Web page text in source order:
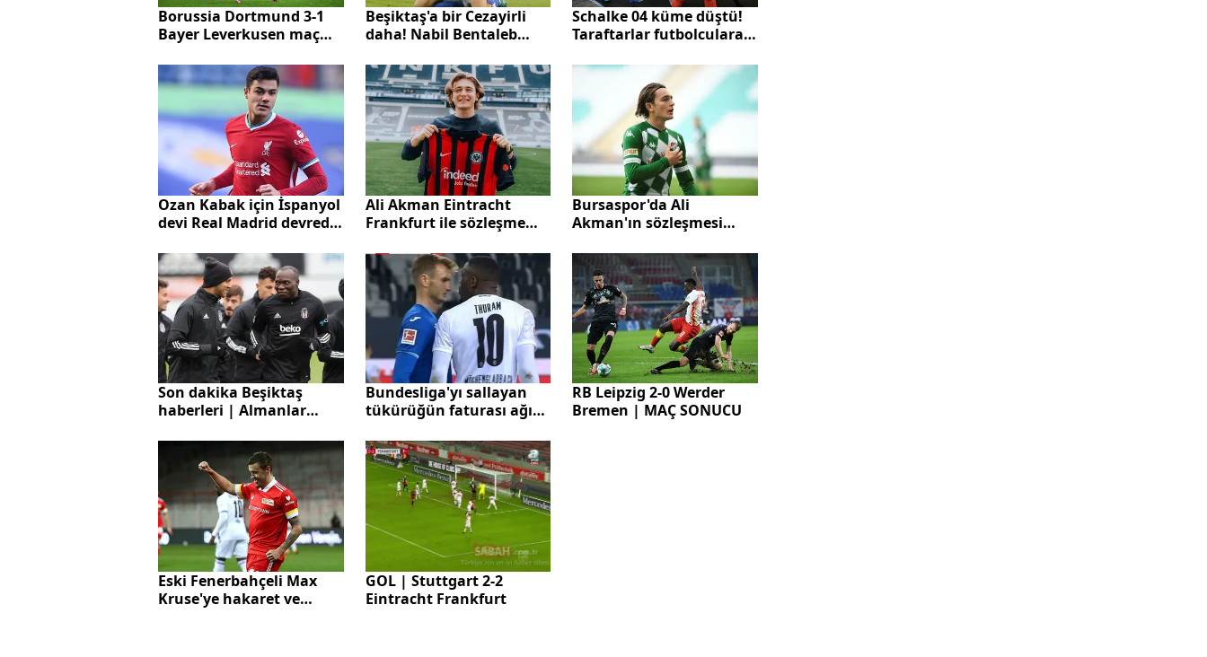
Borussia Dortmund 3-1
Bayer Leverkusen maç
Beşiktaş'a bir Cezayirli
daha! Nabil Bentaleb
Schalke 04 küme düştü!
Taraftarlar futbolculara
Ozan Kabak için İspanyol
devi Real Madrid devrede!
Ali Akman Eintracht
Frankfurt ile sözleşme
hissediyorum"
Bursaspor'da Ali
Akman'ın sözleşmesi
Son dakika Beşiktaş
haberleri | Almanlar
paylaşılamıyor
Bundesliga'yı sallayan
tükürüğün faturası ağır
Mönchengladbach'tan
oyuncusuna rekor ceza
RB Leipzig 2-0 Werder
Bremen | MAÇ SONUCU
Eski Fenerbahçeli Max
Kruse'ye hakaret ve
GOL | Stuttgart 2-2
Eintracht Frankfurt